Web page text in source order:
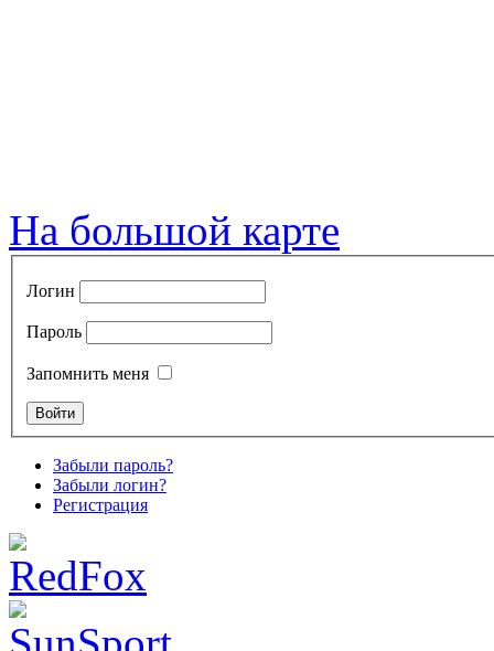
На большой карте
Логин
Пароль
Запомнить меня
Забыли пароль?
Забыли логин?
Регистрация